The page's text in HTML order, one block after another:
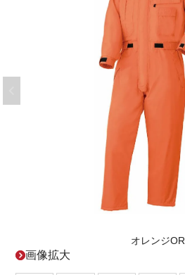
オレンジOR
画像拡大